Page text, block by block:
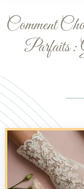
Comment
Parfaits :
Octobre 5,